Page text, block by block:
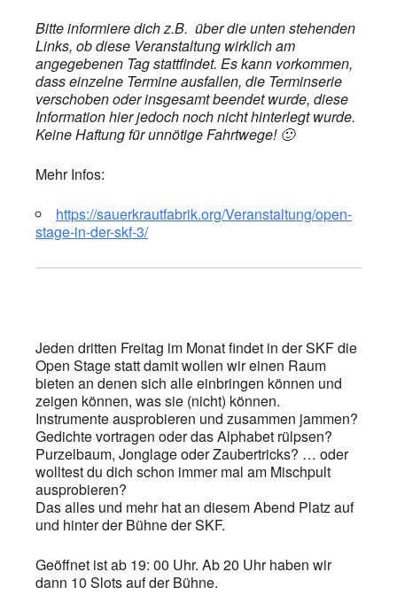
Bitte informiere dich z.B. über die unten stehenden
Links, ob diese Veranstaltung wirklich am
angegebenen Tag stattfindet. Es kann vorkommen,
dass einzelne Termine ausfallen, die Terminserie
verschoben oder insgesamt beendet wurde, diese
Information hier jedoch noch nicht hinterlegt wurde.
Keine Haftung für unnötige Fahrtwege! 🙂
Mehr Infos:
https://sauerkrautfabrik.org/Veranstaltung/open-
stage-in-der-skf-3/
Jeden dritten Freitag im Monat findet in der SKF die
Open Stage statt damit wollen wir einen Raum
bieten an denen sich alle einbringen können und
zeigen können, was sie (nicht) können.
Instrumente ausprobieren und zusammen jammen?
Gedichte vortragen oder das Alphabet rülpsen?
Purzelbaum, Jonglage oder Zaubertricks? … oder
wolltest du dich schon immer mal am Mischpult
ausprobieren?
Das alles und mehr hat an diesem Abend Platz auf
und hinter der Bühne der SKF.
Geöffnet ist ab 19: 00 Uhr. Ab 20 Uhr haben wir
dann 10 Slots auf der Bühne.